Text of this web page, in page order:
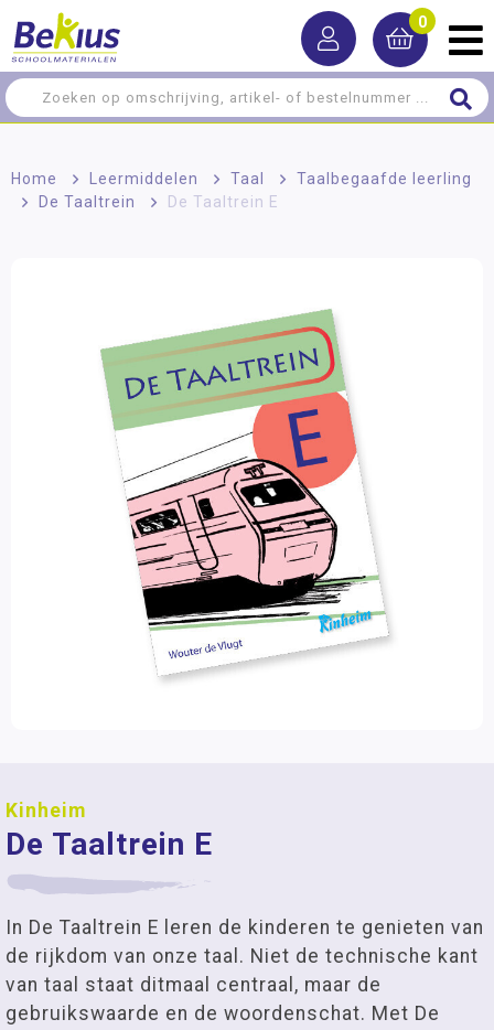
0
Home > Leermiddelen > Taal >
Taalbegaafde leerling
>
De Taaltrein > De Taaltrein E
Kinheim
De Taaltrein E
In De Taaltrein E leren de kinderen te genieten van
de rijkdom van onze taal. Niet de technische kant
van taal staat ditmaal centraal, maar de
gebruikswaarde en de woordenschat. Met De